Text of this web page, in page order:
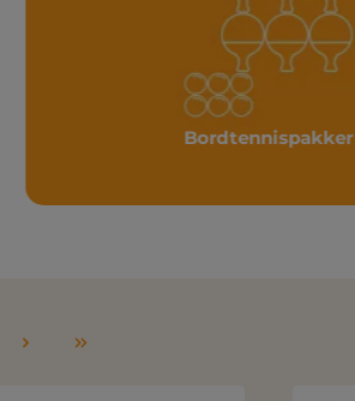
Bordtennispakker